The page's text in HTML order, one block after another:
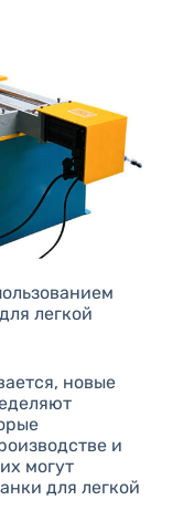
легкой
новые
и
могут
для легкой